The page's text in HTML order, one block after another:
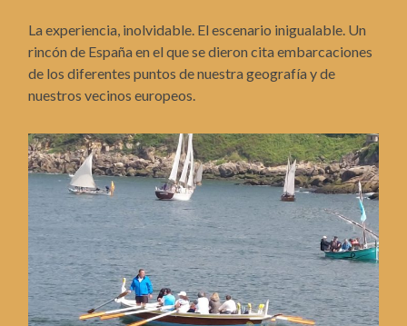
La experiencia, inolvidable. El escenario inigualable. Un
rincón de España en el que se dieron cita embarcaciones
de los diferentes puntos de nuestra geografía y de
nuestros vecinos europeos.